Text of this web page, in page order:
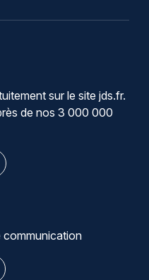
sur le site jds.fr.
de nos 3 000 000
communication